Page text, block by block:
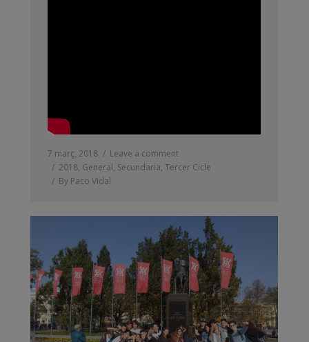
7 març, 2018
Leave a comment
2018, General, Secundaria, Tercer Cicle
By Paco Vidal